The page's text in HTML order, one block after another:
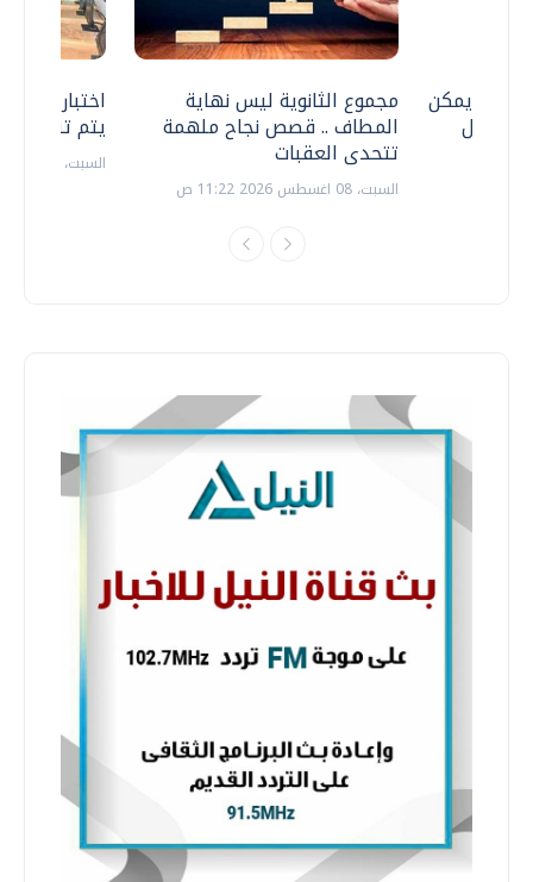
اختبارات
يتم
السبت، 18 يوليو 2026 09:22 ص
مجموع الثانوية ليس نهاية
المطاف .. قصص نجاح ملهمة
تتحدى العقبات
السبت، 08 اغسطس 2026 11:22 ص
.. هل يمكن
نتعامل